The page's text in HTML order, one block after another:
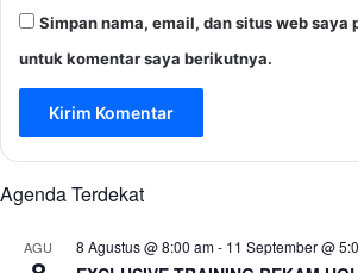
Simpan nama, email, dan situs web saya
untuk komentar saya berikutnya.
Agenda Terdekat
AGU 8 Agustus @ 8:00 am- 11 September @